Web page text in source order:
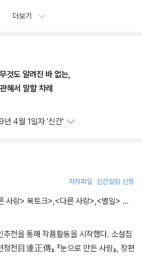
더보기
것도 알려진 바 없는,
해서 말할 차례
에서는 이 이야기를 생각해보지 않았다. 영
리디케는 최초의 죽음에서도 두 번째 죽
었다. 오르페우스에 대해서는, 소중한 대
관해서는 오랫동안 말해왔다. 이제 잃어
각에 든 자의 내면에 관해서 말할 차
바 없는 자, 거듭 망실되어 겨우 ‘돌아봄’이
모습을 식별할 수 있는 자에 관해서. 소설
년 4월 1일자 '신간'
저자파일 신간알림 신청
사랑> 북토크> <다른 사랑> <별일> …
추천을 통해 작품활동을 시작했다. 소설집
정전目連正傳』 『눈으로 만든 사람』, 장편